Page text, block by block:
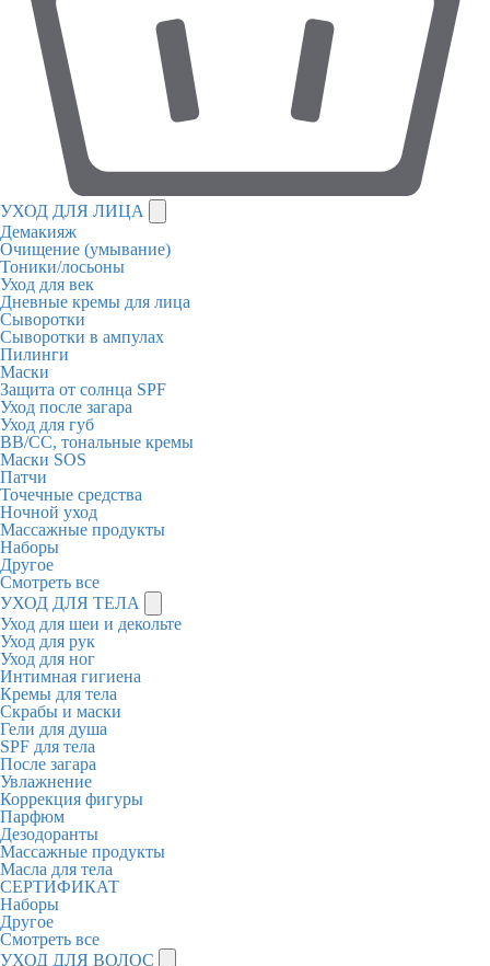
УХОД ДЛЯ ЛИЦА
Демакияж
Очищение (умывание)
Тоники/лосьоны
Уход для век
Дневные кремы для лица
Сыворотки
Сыворотки в ампулах
Пилинги
Маски
Защита от солнца SPF
Уход после загара
Уход для губ
BB/CC, тональные кремы
Маски SOS
Патчи
Точечные средства
Ночной уход
Массажные продукты
Наборы
Другое
Смотреть все
УХОД ДЛЯ ТЕЛА
Уход для шеи и декольте
Уход для рук
Уход для ног
Интимная гигиена
Кремы для тела
Скрабы и маски
Гели для душа
SPF для тела
После загара
Увлажнение
Коррекция фигуры
Парфюм
Дезодоранты
Массажные продукты
Масла для тела
СЕРТИФИКАТ
Наборы
Другое
Смотреть все
УХОД ДЛЯ ВОЛОС